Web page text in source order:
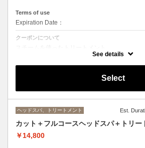
Terms of use
Expiration Date：
クーポンについて
シャンプー台でリラックスして頂いた状態で施
See details
Select
ヘッドスパ、トリートメント Est.
カット＋フルコースヘッドスパ＋トリー
￥14,800